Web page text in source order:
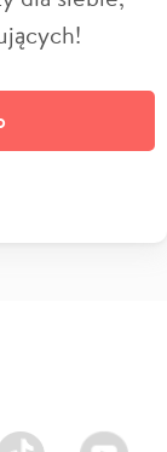
TikTok Youtube